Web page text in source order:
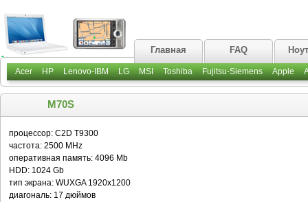
Главная FAQ
Acer HP Lenovo-IBM LG MSI Toshiba Fujitsu-Siemens Apple
M70S
процессор: C2D T9300
частота: 2500 MHz
оперативная память: 4096 Mb
HDD: 1024 Gb
тип экрана: WUXGA 1920x1200
диагональ: 17 дюймов